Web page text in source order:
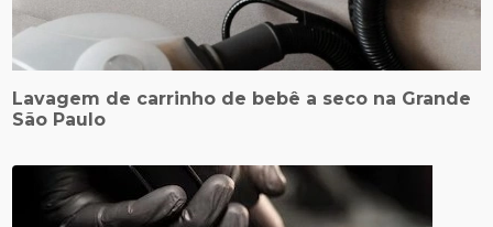
Lavagem de carrinho de bebê a seco na Grande
São Paulo